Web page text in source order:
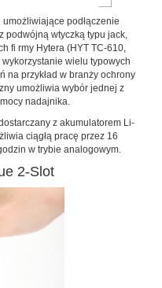
podłączenie
podwójną wtyczką typu jack,
fi rmy Hytera (HYT TC-610,
wielu typowych
na przykład w branży ochrony
umożliwia wybór jednej z
nadajnika.
z akumulatorem Li-
ciągłą pracę przez 16
w trybie analogowym.
2-Slot